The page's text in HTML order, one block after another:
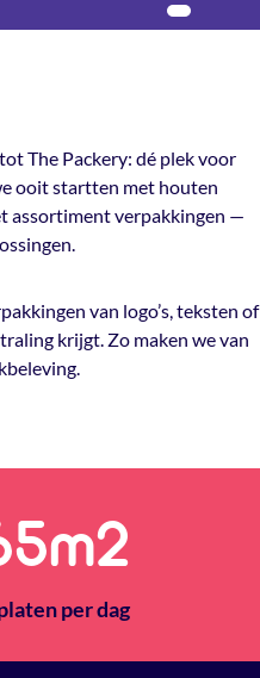
The Packery: dé plek voor
ooit startten met houten
assortiment verpakkingen —
van logo’s, teksten of
krijgt. Zo maken we van
m2
per dag